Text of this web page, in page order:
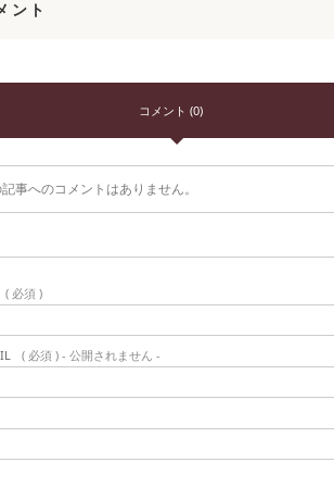
ント
コメント (0)
事へのコメントはありません。
( 必須 )
( 必須 ) - 公開されません -